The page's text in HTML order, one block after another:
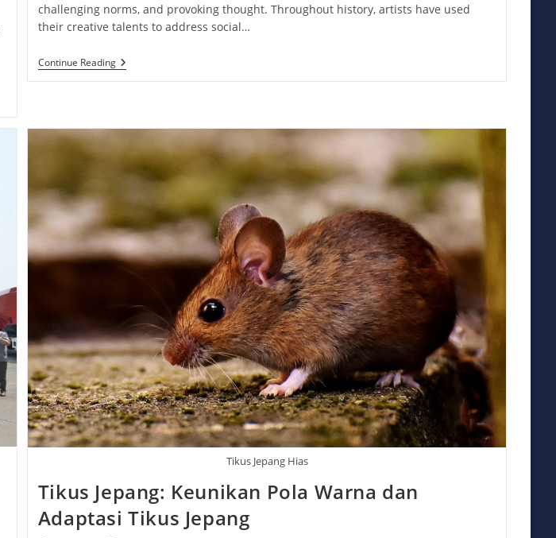
challenging norms, and provoking thought. Throughout history, artists have used
their creative talents to address social…
Continue ReadingMona
Lisa’s
And
Collide
The
Tikus Jepang Hias
Tikus Jepang: Keunikan Pola Warna dan
Adaptasi Tikus Jepang